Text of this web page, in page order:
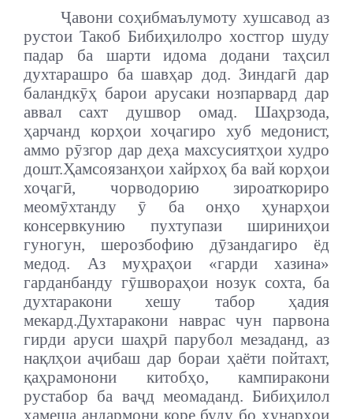
Ҷавони соҳибмаълумоту хушсавод аз
рустои Такоб Бибиҳилолро хостгор шуду
падар ба шарти идома додани таҳсил
духтарашро ба шавҳар дод. Зиндагӣ дар
баландкӯҳ барои арусаки нозпарвард дар
аввал сахт душвор омад. Шаҳрзода,
ҳарчанд корҳои хоҷагиро хуб медонист,
аммо рӯзгор дар деҳа махсусиятҳои худро
дошт.Ҳамсоязанҳои хайрхоҳ ба вай корҳои
хоҷагӣ, чорводорию зироаткориро
меомӯхтанду ӯ ба онҳо ҳунарҳои
консервкунию пухтупази шириниҳои
гуногун, шерозбофию дӯзандагиро ёд
медод. Аз муҳраҳои «гарди хазина»
гарданбанду гӯшвораҳои нозук сохта, ба
духтаракони хешу табор ҳадия
мекард.Духтаракони наврас чун парвона
гирди аруси шаҳрӣ парубол мезаданд, аз
нақлҳои аҷибаш дар бораи ҳаёти пойтахт,
қаҳрамонони китобҳо, кампиракони
рустабор ба ваҷд меомаданд. Бибиҳилол
ҳамеша андармони коре буду бо ҳунарҳои